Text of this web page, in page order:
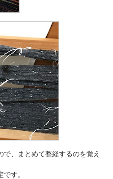
、まとめて整経するのを覚え
す。